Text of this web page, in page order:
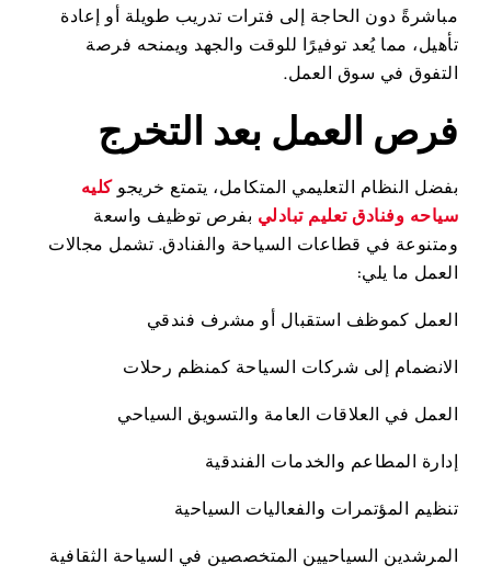
مباشرةً دون الحاجة إلى فترات تدريب طويلة أو إعادة
تأهيل، مما يُعد توفيرًا للوقت والجهد ويمنحه فرصة
التفوق في سوق العمل.
فرص العمل بعد التخرج
بفضل النظام التعليمي المتكامل، يتمتع خريجوكليه
سياحه وفنادق تعليم تبادلي بفرص توظيف واسعة
ومتنوعة في قطاعات السياحة والفنادق. تشمل مجالات
العمل ما يلي:
العمل كموظف استقبال أو مشرف فندقي
الانضمام إلى شركات السياحة كمنظم رحلات
العمل في العلاقات العامة والتسويق السياحي
إدارة المطاعم والخدمات الفندقية
تنظيم المؤتمرات والفعاليات السياحية
المرشدين السياحيين المتخصصين في السياحة الثقافية